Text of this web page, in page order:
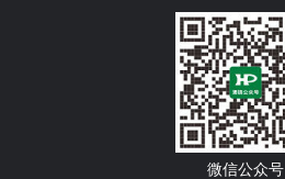
微信公众号